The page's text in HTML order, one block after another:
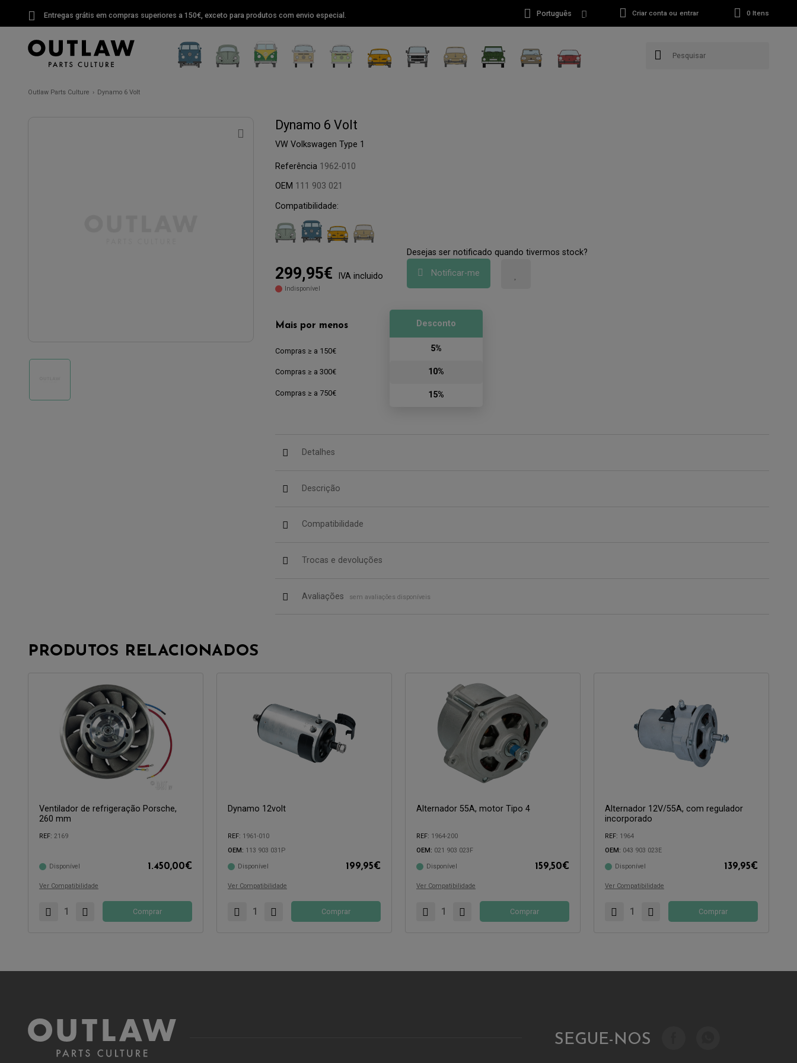
Entregas grátis em compras superiores a 150€, exceto para produtos com envio especial. Português Criar conta ou entrar 0 Itens
Outlaw Parts Culture Dynamo 6 Volt
Dynamo 6 Volt
VW Volkswagen Type 1
Referência 1962-010
OEM 111 903 021
Compatibilidade:
299,95€ IVA incluido
Desejas ser notificado quando tivermos stock?
Notificar-me
Indisponível
Mais por menos
Compras ≥ a 150€
Compras ≥ a 300€
Compras ≥ a 750€
Desconto
5%
10%
15%
Detalhes
Descrição
Compatibilidade
Trocas e devoluções
Avaliações sem avaliações disponíveis
PRODUTOS RELACIONADOS
Ventilador de refrigeração Porsche,
260 mm
REF: 2169
Disponível 1.450,00€
Ver Compatibilidade
Comprar
Dynamo 12volt
REF: 1961-010
OEM: 113 903 031P
Disponível 199,95€
Ver Compatibilidade
Compatível com:
Comprar
Alternador 55A, motor Tipo 4
REF: 1964-200
OEM: 021 903 023F
Disponível 159,50€
Ver Compatibilidade
Compatível com:
Comprar
Alternador 12V/55A, com regulador
incorporado
REF: 1964
OEM: 043 903 023E
Disponível 139,95€
Ver Compatibilidade
Compatível com:
Comprar
SEGUE-NOS